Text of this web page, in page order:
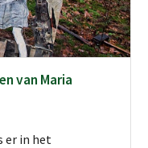
van Maria
er in het